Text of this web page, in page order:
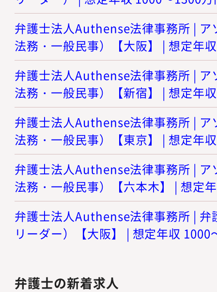
弁護士法人Authense法律事務所 | ア
法務・一般民事）【大阪】 | 想定年
弁護士法人Authense法律事務所 | ア
法務・一般民事）【新宿】 | 想定年
弁護士法人Authense法律事務所 | ア
法務・一般民事）【東京】 | 想定年
弁護士法人Authense法律事務所 | ア
法務・一般民事）【六本木】 | 想定
弁護士法人Authense法律事務所 | 弁
リーダー）【大阪】 | 想定年収 1000
弁護士の新着求人